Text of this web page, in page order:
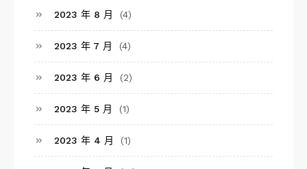
2023 年 8 月 (4)
2023 年 7 月 (4)
2023 年 6 月 (2)
2023 年 5 月 (1)
2023 年 4 月 (1)